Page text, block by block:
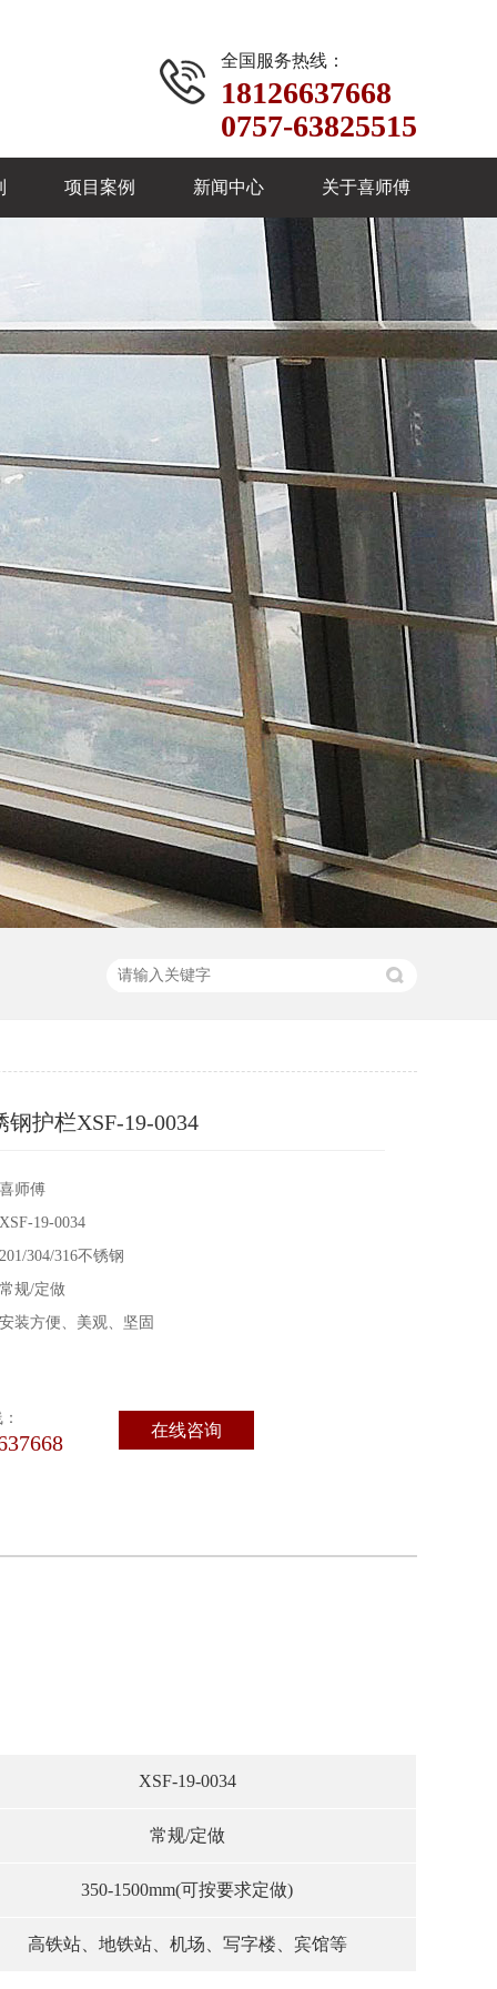
全国服务热线：
18126637668
0757-63825515
项目案例 新闻中心 关于喜师傅
钢护栏XSF-19-0034
师傅
19-0034
304/316不锈钢
规/定做
装方便、美观、坚固
在线咨询
XSF-19-0034
常规/定做
350-1500mm(可按要求定做)
高铁站、地铁站、机场、写字楼、宾馆等